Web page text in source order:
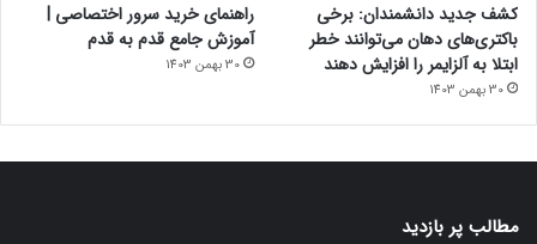
کشف جدید دانشمندان: برخی
باکتری‌های دهان می‌توانند خطر
ابتلا به آلزایمر را افزایش دهند
30 بهمن 1403
راهنمای خرید سرور اختصاصی |
آموزش جامع قدم به قدم
30 بهمن 1403
مطالب پر بازدید